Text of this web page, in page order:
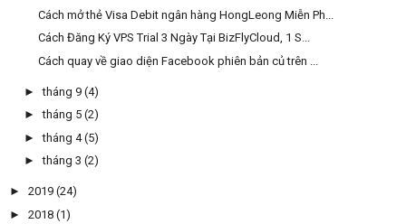
Cách mở thẻ Visa Debit ngân hàng HongLeong Miễn Ph...
Cách Đăng Ký VPS Trial 3 Ngày Tại BizFlyCloud, 1 S...
Cách quay về giao diện Facebook phiên bản củ trên ...
►tháng 9 (4)
►tháng 5 (2)
►tháng 4 (5)
►tháng 3 (2)
► 2019 (24)
► 2018 (1)